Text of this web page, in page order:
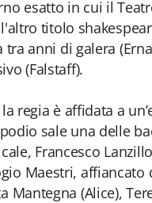
esatto in cui il
titolo
anni di galera
(Falstaff).
la regia è affidata a
sale una delle
Francesco
Maestri, affiancato
Mantegna (Alice),